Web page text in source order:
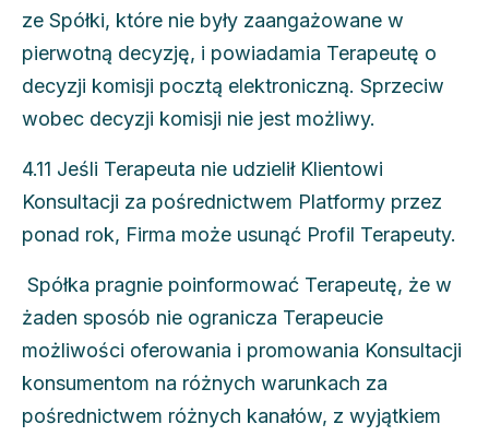
ze Spółki, które nie były zaangażowane w
pierwotną decyzję, i powiadamia Terapeutę o
decyzji komisji pocztą elektroniczną. Sprzeciw
wobec decyzji komisji nie jest możliwy.
4.11 Jeśli Terapeuta nie udzielił Klientowi
Konsultacji za pośrednictwem Platformy przez
ponad rok, Firma może usunąć Profil Terapeuty.
Spółka pragnie poinformować Terapeutę, że w
żaden sposób nie ogranicza Terapeucie
możliwości oferowania i promowania Konsultacji
konsumentom na różnych warunkach za
pośrednictwem różnych kanałów, z wyjątkiem